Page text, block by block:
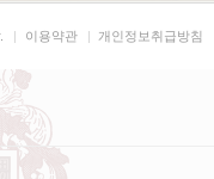
이용약관 개인정보취급방침